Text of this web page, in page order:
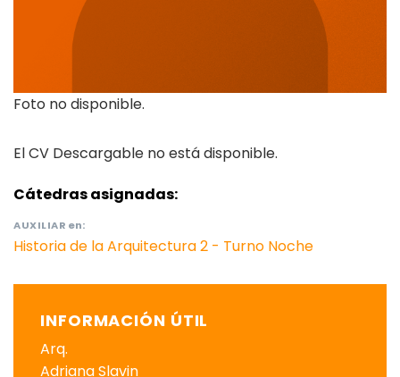
Foto no disponible.
El CV Descargable no está disponible.
Cátedras asignadas:
AUXILIAR en:
Historia de la Arquitectura 2 - Turno Noche
INFORMACIÓN ÚTIL
Arq.
Adriana Slavin